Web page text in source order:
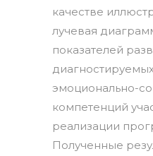
качестве
лучевая
показателей
эмоционально-
компетенций
реализации
Полученные